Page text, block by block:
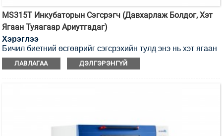
MS315T Инкубаторын Сэгсрэгч (Давхарлаж Болдог, Хэт
Ягаан Туяагаар Ариутгадаг)
Хэрэглээ
Бичил биетний өсгөврийг сэгсрэхийн тулд энэ нь хэт ягаан
туяагаар ариутгах боломжтой инкубаторын сэгсрэгч юм.
ЛАВЛАГАА ДЭЛГЭРЭНГҮЙ